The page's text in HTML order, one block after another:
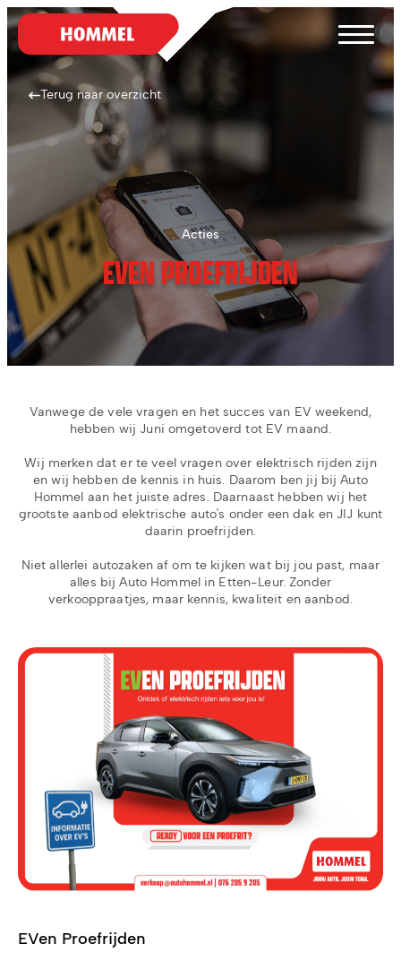
Terug naar overzicht
Acties
EVEN PROEFRIJDEN
Vanwege de vele vragen en het succes van EV weekend,
hebben wij Juni omgetoverd tot EV maand.
Wij merken dat er te veel vragen over elektrisch rijden zijn
en wij hebben de kennis in huis. Daarom ben jij bij Auto
Hommel aan het juiste adres. Daarnaast hebben wij het
grootste aanbod elektrische auto's onder een dak en JIJ kunt
daarin proefrijden.
Niet allerlei autozaken af om te kijken wat bij jou past, maar
alles bij Auto Hommel in Etten-Leur. Zonder
verkooppraatjes, maar kennis, kwaliteit en aanbod.
EVen Proefrijden